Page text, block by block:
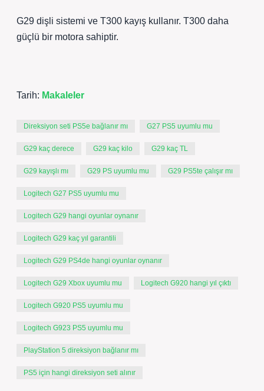
G29 dişli sistemi ve T300 kayış kullanır. T300 daha
güçlü bir motora sahiptir.
Tarih: Makaleler
Direksiyon seti PS5e bağlanır mı G27 PS5 uyumlu mu
G29 kaç derece G29 kaç kilo G29 kaç TL
G29 kayışlı mı G29 PS uyumlu mu G29 PS5te çalışır mı
Logitech G27 PS5 uyumlu mu
Logitech G29 hangi oyunlar oynanır
Logitech G29 kaç yıl garantili
Logitech G29 PS4de hangi oyunlar oynanır
Logitech G29 Xbox uyumlu mu Logitech G920 hangi yıl çıktı
Logitech G920 PS5 uyumlu mu
Logitech G923 PS5 uyumlu mu
PlayStation 5 direksiyon bağlanır mı
PS5 için hangi direksiyon seti alınır